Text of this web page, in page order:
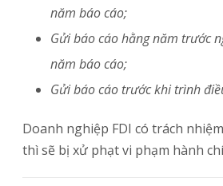
năm báo cáo;
Gửi báo cáo hằng năm trước
năm báo cáo;
Gửi báo cáo trước khi trình
Doanh nghiệp FDI có trách
thì sẽ bị xử phạt vi phạm hành